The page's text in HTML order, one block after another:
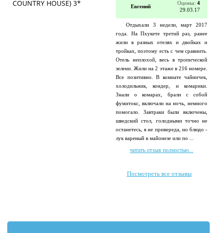
Евгений
Оценка: 4
29.03.17
Отдыхали 3 недели, март 2017
года. На Пхукете третий раз, ранее
жили в разных отелях и двойках и
тройках, поэтому есть с чем сравнить.
Отель неплохой, весь в тропической
зелени. Жили на 2 этаже в 216 номере.
Все позитивно. В комнате чайничек,
холодильник, кондер, и комарики.
Знали о комарах, брали с собой
фумитокс, включали на ночь, немного
помогало. Завтраки были включены,
шведский стол, голодными точно не
останетесь, я не привереда, но блюдо -
лук вареный в майонезе или по ...
читать отзыв полностью...
Посмотреть все отзывы